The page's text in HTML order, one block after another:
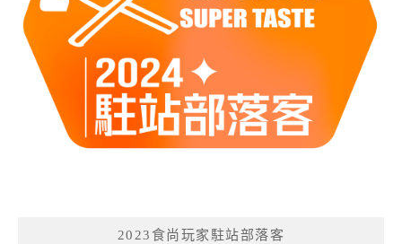
2023食尚玩家駐站部落客